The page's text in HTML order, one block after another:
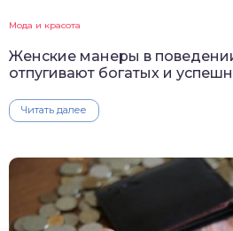
Мода и красота
Женские манеры в
отпугивают богатых и
Читать далее